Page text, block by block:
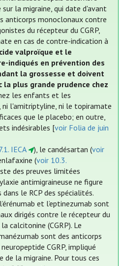
la migraine, qui date d'avant
anticorps monoclonaux contre
du récepteur du CGRP,
en cas de contre-indication à
valproïque et le
indiqués en prévention des
la grossesse et doivent
plus grande prudence chez
les enfants et les
ni l'amitriptyline, ni le topiramate
que le placebo; en outre,
indésirables [voir Folia de juin
IECA ), le candésartan (voir
(voir 10.3.
des preuves limitées
antimigraineuse ne figure
le RCP des spécialités.
et l’eptinezumab sont
dirigés contre le récepteur du
calcitonine (CGRP). Le
sont des anticorps
CGRP, impliqué
de la migraine. Pour tous ces